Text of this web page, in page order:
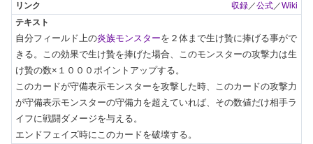
収録／公式／Wiki
自分フィールド上の炎族モンスターを２体まで生け贄に捧げる事がで
きる。この効果で生け贄を捧げた場合、このモンスターの攻撃力は生
け贄の数×１０００ポイントアップする。
このカードが守備表示モンスターを攻撃した時、このカードの攻撃力
が守備表示モンスターの守備力を超えていれば、その数値だけ相手ラ
イフに戦闘ダメージを与える。
エンドフェイズ時にこのカードを破壊する。